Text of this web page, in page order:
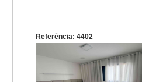
Referência: 4402